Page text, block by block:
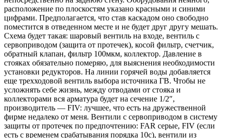
расположение по плоскостям указано красными и синими
цифрами. Предполагается, что став каскадом оно свободно
поместится в отведенном месте и не будет друг другу мешать.
Схема будет такая: шаровый вентиль на входе, вентиль с
сервоприводом (защита от протечек), косой фильтр, счетчик,
обратный клапан, фильтр 100мкм, коллектор. Давление в
стояках обязательно померяю, для выяснения необходимости
установки редукторов. На линии горячей воды добавляется
еще трехходовой вентиль выбора источника ГВ. Чтобы не
усложнять себе жизнь, между отводами от стояка и
коллекторами вся арматура будет на сечение 1/2″,
производитель — FIV: лучшее, что есть на дружественной
фирме недалеко от меня. Вентили с сервоприводом в систему
защиты от протечек по предпочтению: FAR серые, FIV (если
есть с временем срабатывания порядка 10с), вентили из